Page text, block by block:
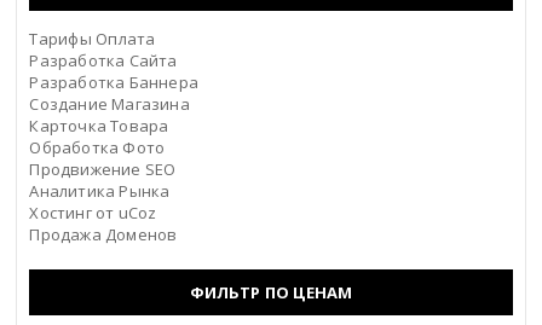
Тарифы Оплата
Разработка Сайта
Разработка Баннера
Создание Магазина
Карточка Товара
Обработка Фото
Продвижение SEO
Аналитика Рынка
Хостинг от uCoz
Продажа Доменов
ФИЛЬТР ПО ЦЕНАМ